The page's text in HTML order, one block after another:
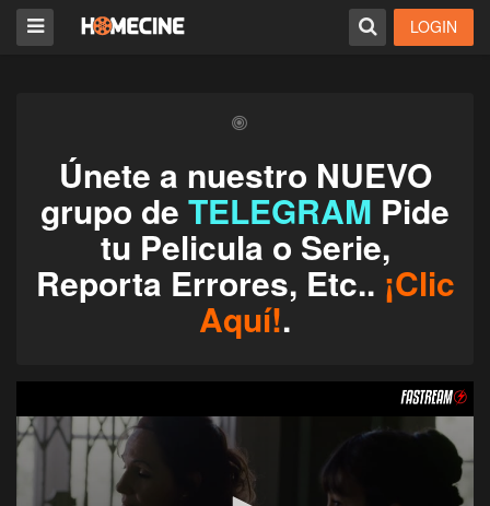
LOGIN
Únete a nuestro NUEVO
grupo de TELEGRAM Pide
tu Pelicula o Serie,
Reporta Errores, Etc.. ¡Clic
Aquí!.